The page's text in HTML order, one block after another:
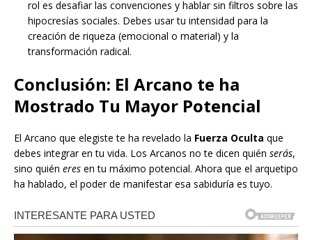
rol es desafiar las convenciones y hablar sin filtros sobre las
hipocresías sociales. Debes usar tu intensidad para la
creación de riqueza (emocional o material) y la
transformación radical.
Conclusión: El Arcano te ha
Mostrado Tu Mayor Potencial
El Arcano que elegiste te ha revelado la Fuerza Oculta que
debes integrar en tu vida. Los Arcanos no te dicen quién serás,
sino quién eres en tu máximo potencial. Ahora que el arquetipo
ha hablado, el poder de manifestar esa sabiduría es tuyo.